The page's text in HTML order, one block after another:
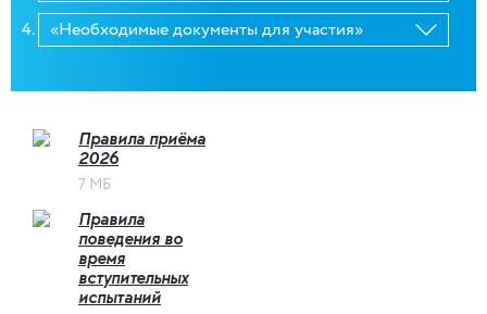
«Необходимые документы для участия»
Правила приёма
2026
7 МБ
Правила
поведения во
время
вступительных
испытаний